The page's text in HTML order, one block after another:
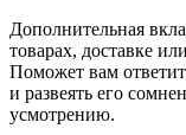
Дополнительная
товарах, доставке
Поможет вам
и развеять его
усмотрению.